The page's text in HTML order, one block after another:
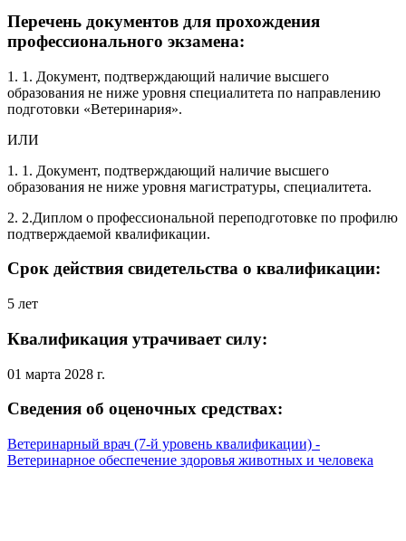
Перечень документов для прохождения
профессионального экзамена:
1. 1. Документ, подтверждающий наличие высшего
образования не ниже уровня специалитета по направлению
подготовки «Ветеринария».
ИЛИ
1. 1. Документ, подтверждающий наличие высшего
образования не ниже уровня магистратуры, специалитета.
2. 2.Диплом о профессиональной переподготовке по профилю
подтверждаемой квалификации.
Срок действия свидетельства о квалификации:
5 лет
Квалификация утрачивает силу:
01 марта 2028 г.
Сведения об оценочных средствах:
Ветеринарный врач (7-й уровень квалификации) -
Ветеринарное обеспечение здоровья животных и человека